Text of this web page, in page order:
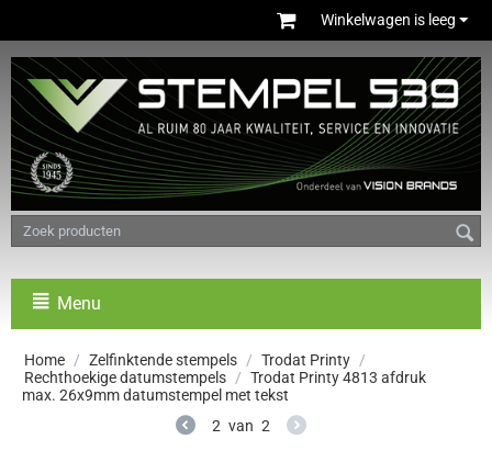
Winkelwagen is leeg
Menu
Home / Zelfinktende stempels / Trodat Printy /
Rechthoekige datumstempels / Trodat Printy 4813 afdruk
max. 26x9mm datumstempel met tekst
2 van 2